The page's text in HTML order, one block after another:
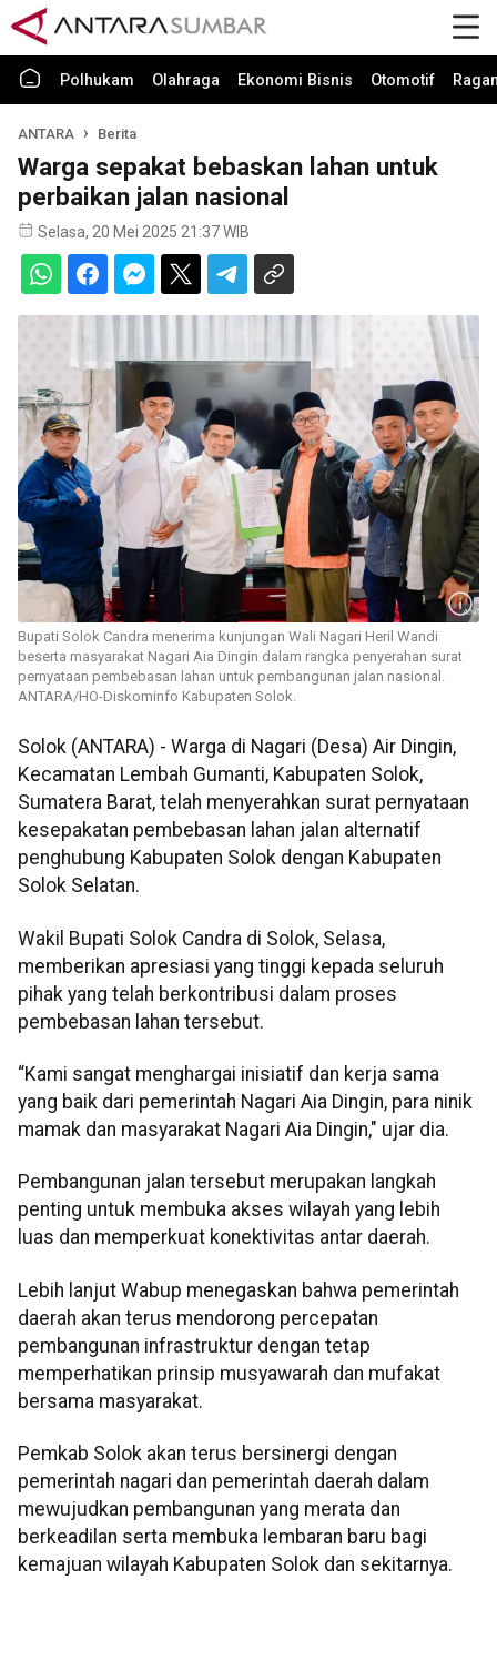
Polhukam Olahraga Ekonomi Bisnis Otomotif
ANTARA Berita
Warga sepakat bebaskan lahan untuk
perbaikan jalan nasional
Selasa, 20 Mei 2025 21:37 WIB
Bupati Solok Candra menerima kunjungan Wali Nagari Heril Wandi
beserta masyarakat Nagari Aia Dingin dalam rangka penyerahan surat
pernyataan pembebasan lahan untuk pembangunan jalan nasional.
ANTARA/HO-Diskominfo Kabupaten Solok.
Solok (ANTARA) - Warga di Nagari (Desa) Air Dingin,
Kecamatan Lembah Gumanti, Kabupaten Solok,
Sumatera Barat, telah menyerahkan surat pernyataan
kesepakatan pembebasan lahan jalan alternatif
penghubung Kabupaten Solok dengan Kabupaten
Solok Selatan.
Wakil Bupati Solok Candra di Solok, Selasa,
memberikan apresiasi yang tinggi kepada seluruh
pihak yang telah berkontribusi dalam proses
pembebasan lahan tersebut.
“Kami sangat menghargai inisiatif dan kerja sama
yang baik dari pemerintah Nagari Aia Dingin, para ninik
mamak dan masyarakat Nagari Aia Dingin," ujar dia.
Pembangunan jalan tersebut merupakan langkah
penting untuk membuka akses wilayah yang lebih
luas dan memperkuat konektivitas antar daerah.
Lebih lanjut Wabup menegaskan bahwa pemerintah
daerah akan terus mendorong percepatan
pembangunan infrastruktur dengan tetap
memperhatikan prinsip musyawarah dan mufakat
bersama masyarakat.
Pemkab Solok akan terus bersinergi dengan
pemerintah nagari dan pemerintah daerah dalam
mewujudkan pembangunan yang merata dan
berkeadilan serta membuka lembaran baru bagi
kemajuan wilayah Kabupaten Solok dan sekitarnya.